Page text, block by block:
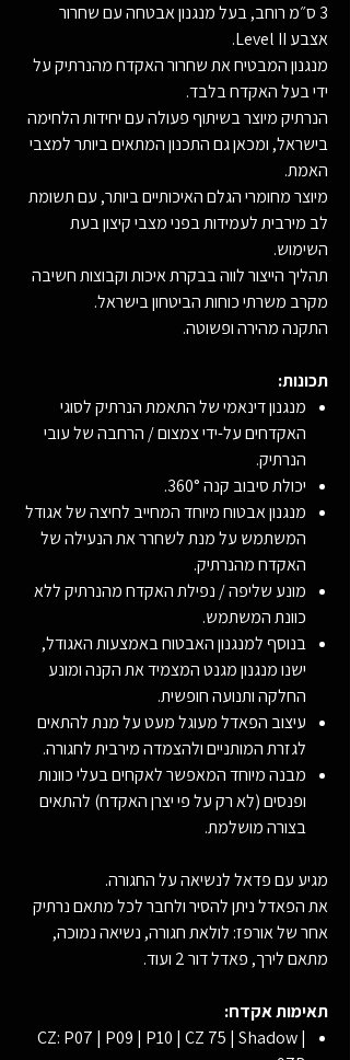
3 ס״מ רוחב, בעל מנגנון אבטחה עם שחרור
אצבע Level II.
מנגנון המבטיח את שחרור האקדח מהנרתיק על
ידי בעל האקדח בלבד.
הנרתיק מיוצר בשיתוף פעולה עם יחידות הלחימה
בישראל, ומכאן גם התכנון המתאים ביותר למצבי
האמת.
מיוצר מחומרי הגלם האיכותיים ביותר, עם תשומת
לב מירבית לעמידות בפני מצבי קיצון בעת
השימוש.
תהליך הייצור לווה בבקרת איכות וקבוצות חשיבה
מקרב משרתי כוחות הביטחון בישראל.
התקנה מהירה ופשוטה.
תכונות:
מנגנון דינאמי של התאמת הנרתיק לסוגי
האקדחים על-ידי צמצום / הרחבה של עובי
הנרתיק.
יכולת סיבוב קנה 360°.
מנגנון אבטוח מיוחד המחייב לחיצה של אגודל
המשתמש על מנת לשחרר את הנעילה של
האקדח מהנרתיק.
מונע שליפה / נפילת האקדח מהנרתיק ללא
כוונת המשתמש.
בנוסף למנגנון האבטוח באמצעות האגודל,
ישנו מנגנון מגנט המצמיד את הקנה ומונע
החלקה ותנועה חופשית.
עיצוב הפאדל מעוגל מעט על מנת להתאים
לגזרת המותניים ולהצמדה מירבית לחגורה.
מבנה מיוחד המאפשר לאקחים בעלי כוונות
ופנסים (לא רק על פי יצרן האקדח) להתאים
בצורה מושלמת.
מגיע עם פדאל לנשיאה על החגורה.
את הפאדל ניתן להסיר ולחבר לכל מתאם נרתיק
אחר של אורפז: לולאת חגורה, נשיאה נמוכה,
מתאם לירך, פאדל דור 2 ועוד.
תאימות אקדח:
CZ: P07 | P09 | P10 | CZ 75 | Shadow |